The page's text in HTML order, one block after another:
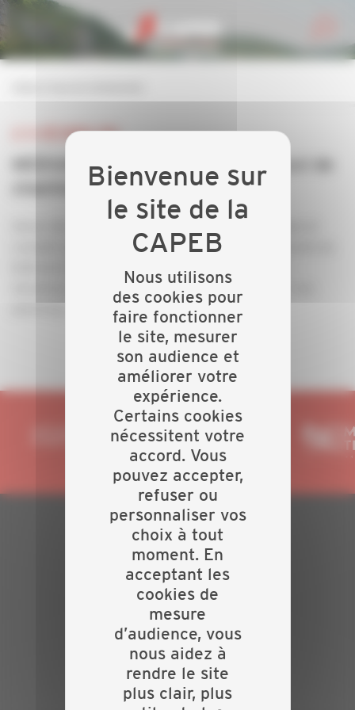
LE 14 DÉCEMBRE 2018
MEDIABAT : Devis, facturation, suvi de
complet spécialisé pour les artisans et professionnels du
bâtiment avec bibliothèque de prix, retenues de
situations, effectuer vos suivis de chantier, gérer vos
PLAN DU SITE
Actualités
Evénements
Présentation
Nos batailles
Nos services
Contact
INFORMATIONS
Personnaliser la gestion des cookies
Nous utilisons
des cookies pour
faire fonctionner
le site, mesurer
son audience et
améliorer votre
expérience.
Certains cookies
nécessitent votre
accord. Vous
pouvez accepter,
refuser ou
personnaliser vos
choix à tout
moment. En
acceptant les
cookies de
mesure
d’audience, vous
nous aidez à
rendre le site
plus clair, plus